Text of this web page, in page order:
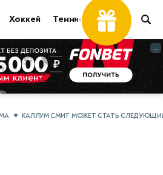
Хоккей Теннис Бои Прочие
...
...
КАЛЛУМ СМИТ МОЖЕТ СТАТЬ